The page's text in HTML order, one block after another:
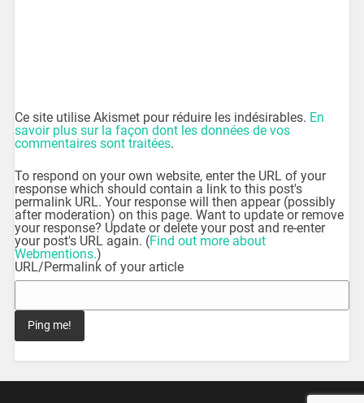
Ce site utilise Akismet pour réduire les indésirables. En
savoir plus sur la façon dont les données de vos
commentaires sont traitées.
To respond on your own website, enter the URL of your
response which should contain a link to this post's
permalink URL. Your response will then appear (possibly
after moderation) on this page. Want to update or remove
your response? Update or delete your post and re-enter
your post's URL again. (Find out more about
Webmentions.)
URL/Permalink of your article